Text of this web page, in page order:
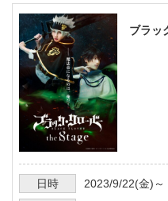
ブラッ
日時 2023/9/22(金)～